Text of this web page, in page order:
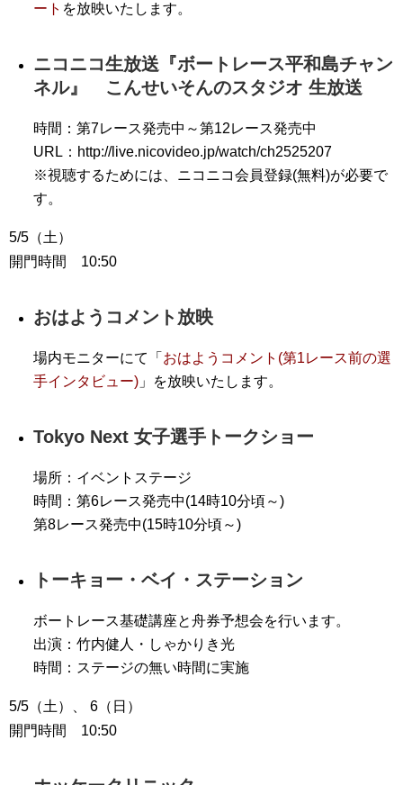
ート を放映いたします。
ニコニコ生放送『ボートレース平和島チャン
ネル』 こんせいそんのスタジオ 生放送
時間：第7レース発売中～第12レース発売中
URL：http://live.nicovideo.jp/watch/ch2525207
※視聴するためには、ニコニコ会員登録(無料)が必要で
す。
5/5（土）
開門時間 10:50
おはようコメント放映
場内モニターにて「 おはようコメント(第1レース前の選
手インタビュー) 」を放映いたします。
Tokyo Next 女子選手トークショー
場所：イベントステージ
時間：第6レース発売中(14時10分頃～)
第8レース発売中(15時10分頃～)
トーキョー・ベイ・ステーション
ボートレース基礎講座と舟券予想会を行います。
出演：竹内健人・しゃかりき光
時間：ステージの無い時間に実施
5/5（土）、 6（日）
開門時間 10:50